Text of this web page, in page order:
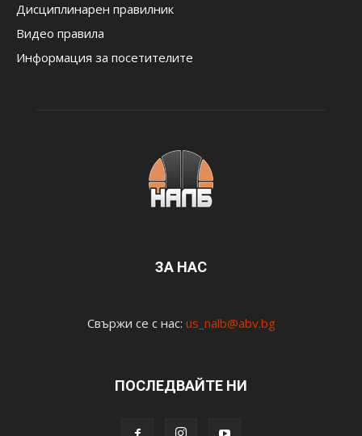
Дисциплинарен правилник
Видео правила
Информация за посетителите
ЗА НАС
Свържи се с нас: us_nalb@abv.bg
ПОСЛЕДВАЙТЕ НИ